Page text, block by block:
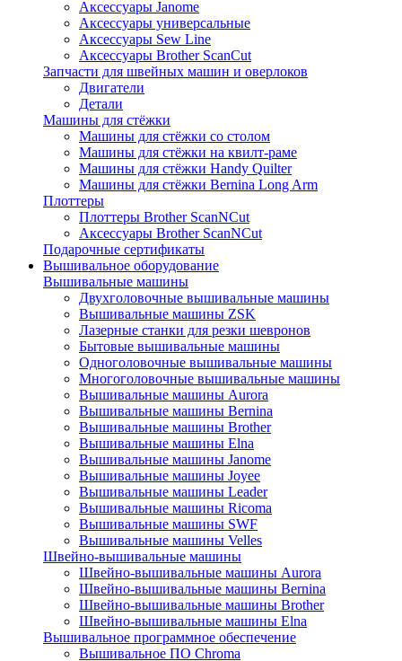
Аксессуары Janome
Аксессуары универсальные
Аксессуары Sew Line
Аксессуары Brother ScanCut
Запчасти для швейных машин и оверлоков
Двигатели
Детали
Машины для стёжки
Машины для стёжки со столом
Машины для стёжки на квилт-раме
Машины для стёжки Handy Quilter
Машины для стёжки Bernina Long Arm
Плоттеры
Плоттеры Brother ScanNCut
Аксессуары Brother ScanNCut
Подарочные сертификаты
Вышивальное оборудование
Вышивальные машины
Двухголовочные вышивальные машины
Вышивальные машины ZSK
Лазерные станки для резки шевронов
Бытовые вышивальные машины
Одноголовочные вышивальные машины
Многоголовочные вышивальные машины
Вышивальные машины Aurora
Вышивальные машины Bernina
Вышивальные машины Brother
Вышивальные машины Elna
Вышивальные машины Janome
Вышивальные машины Joyee
Вышивальные машины Leader
Вышивальные машины Ricoma
Вышивальные машины SWF
Вышивальные машины Velles
Швейно-вышивальные машины
Швейно-вышивальные машины Aurora
Швейно-вышивальные машины Bernina
Швейно-вышивальные машины Brother
Швейно-вышивальные машины Elna
Вышивальное программное обеспечение
Вышивальное ПО Chroma